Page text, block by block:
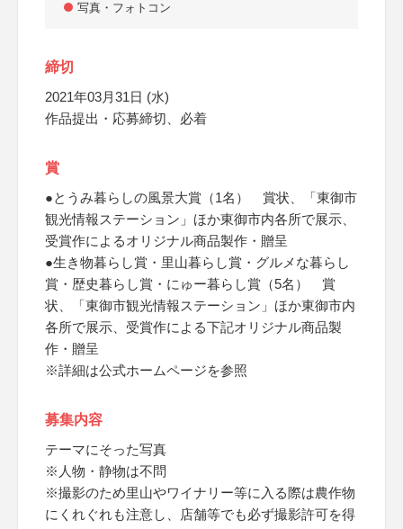
写真・フォトコン
締切
2021年03月31日 (水)
作品提出・応募締切、必着
賞
●とうみ暮らしの風景大賞（1名） 賞状、「東御市
観光情報ステーション」ほか東御市内各所で展示、
受賞作によるオリジナル商品製作・贈呈
●生き物暮らし賞・里山暮らし賞・グルメな暮らし
賞・歴史暮らし賞・にゅー暮らし賞（5名） 賞
状、「東御市観光情報ステーション」ほか東御市内
各所で展示、受賞作による下記オリジナル商品製
作・贈呈
※詳細は公式ホームページを参照
募集内容
テーマにそった写真
※人物・静物は不問
※撮影のため里山やワイナリー等に入る際は農作物
にくれぐれも注意し、店舗等でも必ず撮影許可を得